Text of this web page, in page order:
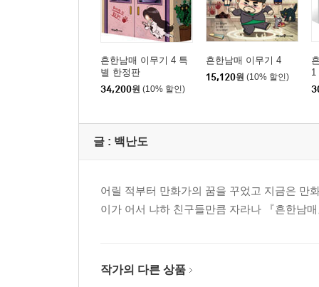
흔한남매 이무기 4 특
별 한정판
34,200원 (10% 할인)
흔한남매 이무기 4
15,120원 (10% 할인)
1
글 : 백난도
어릴 적부터 만화가의 꿈을 꾸었고 지금은 만
이가 어서 냐하 친구들만큼 자라나 『흔한남
작가의 다른 상품